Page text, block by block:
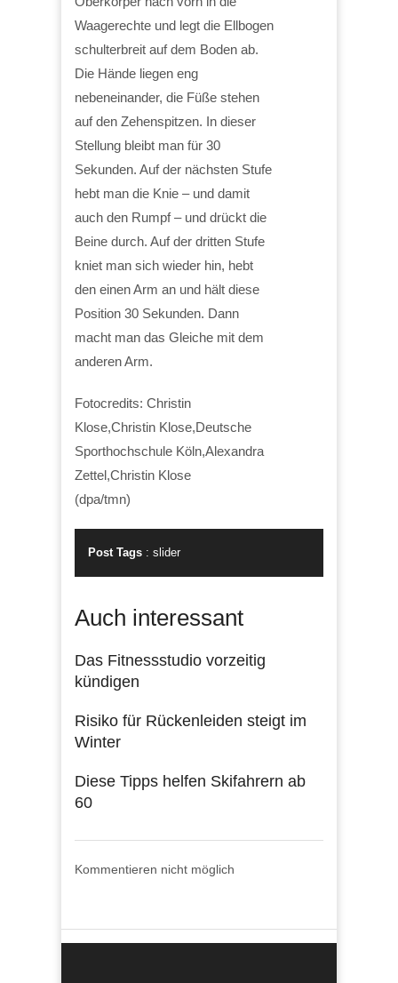
Waagerechte und legt die Ellbogen
schulterbreit auf dem Boden ab.
Die Hände liegen eng
nebeneinander, die Füße stehen
auf den Zehenspitzen. In dieser
Stellung bleibt man für 30
Sekunden. Auf der nächsten Stufe
hebt man die Knie – und damit
auch den Rumpf – und drückt die
Beine durch. Auf der dritten Stufe
kniet man sich wieder hin, hebt
den einen Arm an und hält diese
Position 30 Sekunden. Dann
macht man das Gleiche mit dem
anderen Arm.
Fotocredits: Christin
Klose,Christin Klose,Deutsche
Sporthochschule Köln,Alexandra
Zettel,Christin Klose
(dpa/tmn)
Post Tags : slider
Auch interessant
Das Fitnessstudio vorzeitig
kündigen
Risiko für Rückenleiden steigt im
Winter
Diese Tipps helfen Skifahrern ab
60
Kommentieren nicht möglich